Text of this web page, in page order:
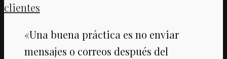
clientes
«Una buena práctica es no enviar
mensajes o correos después del